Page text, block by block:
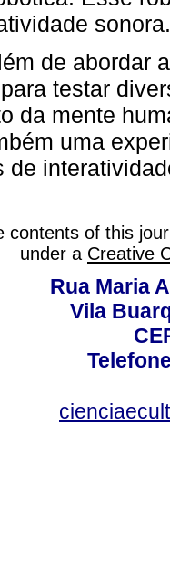
sonora.
de abordar
testar
da mente
uma
de
contents of this
under a Creative
Rua Maria
Vila